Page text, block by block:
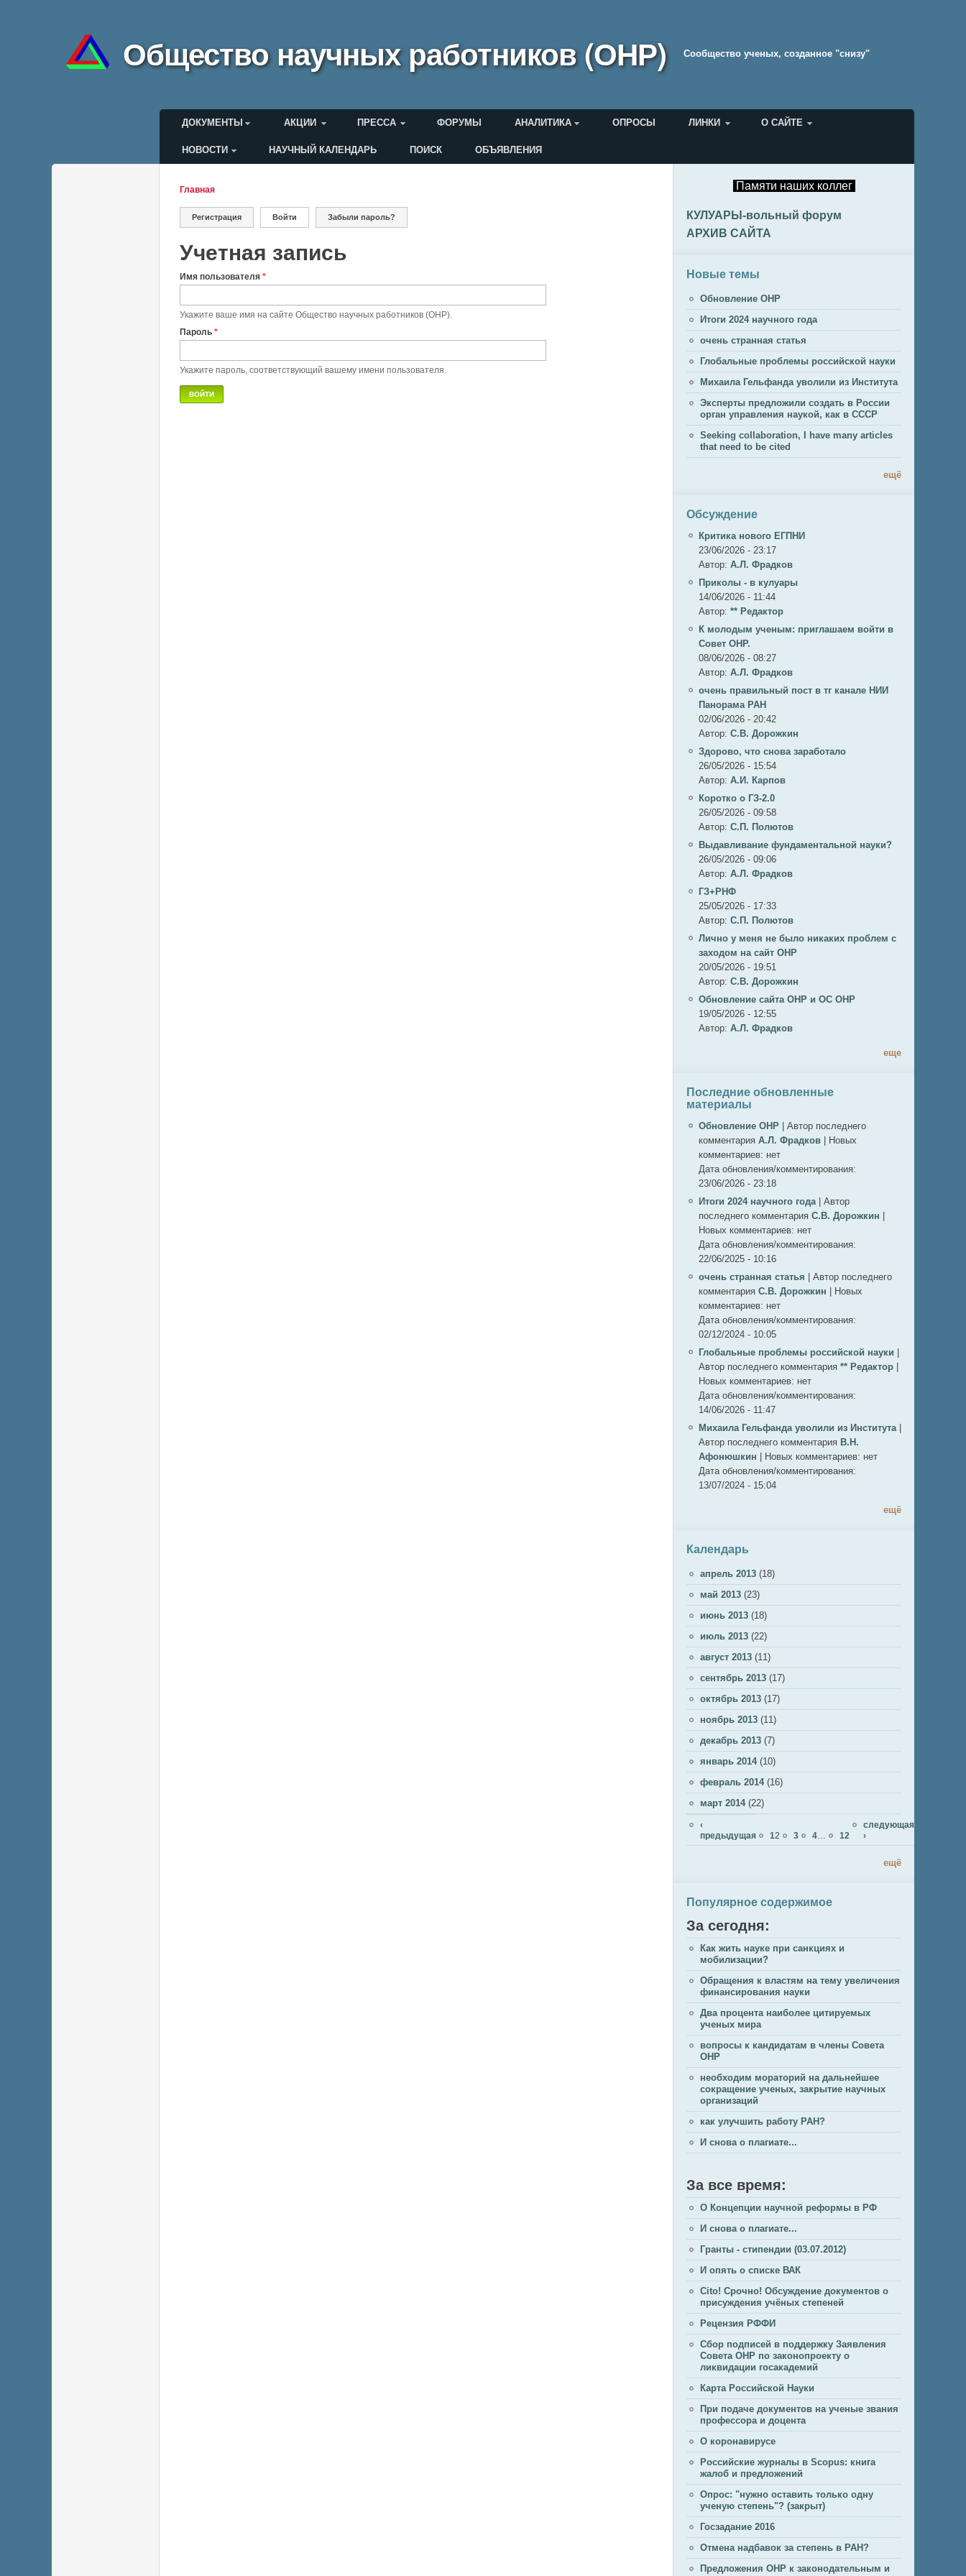
Общество научных работников (ОНР) Cообщество ученых, созданное "снизу"
Главное меню
ДОКУМЕНТЫ АКЦИИ ПРЕССА ФОРУМЫ АНАЛИТИКА ОПРОСЫ ЛИНКИ О САЙТЕ
Меню пользователя
НОВОСТИ НАУЧНЫЙ КАЛЕНДАРЬ ПОИСК ОБЪЯВЛЕНИЯ
Вы здесь
Главная
Главные вкладки
Регистрация Войти (активная вкладка)
Забыли пароль?
Учетная запись
Имя пользователя *
Укажите ваше имя на сайте Общество научных работников (ОНР).
Пароль *
Укажите пароль, соответствующий вашему имени пользователя.
Памяти наших коллег
КУЛУАРЫ-вольный форум
АРХИВ САЙТА
Новые темы
Обновление ОНР
Итоги 2024 научного года
очень странная статья
Глобальные проблемы российской науки
Михаила Гельфанда уволили из Института
Эксперты предложили создать в России
орган управления наукой, как в СССР
Seeking collaboration, I have many articles
that need to be cited
ещё
Обсуждение
Критика нового ЕГПНИ
23/06/2026 - 23:17
Автор: А.Л. Фрадков
Приколы - в кулуары
14/06/2026 - 11:44
Автор: ** Редактор
К молодым ученым: приглашаем войти в
Совет ОНР.
08/06/2026 - 08:27
Автор: А.Л. Фрадков
очень правильный пост в тг канале НИИ
Панорама РАН
02/06/2026 - 20:42
Автор: С.В. Дорожкин
Здорово, что снова заработало
26/05/2026 - 15:54
Автор: А.И. Карпов
Коротко о ГЗ-2.0
26/05/2026 - 09:58
Автор: C.П. Полютов
Выдавливание фундаментальной науки?
26/05/2026 - 09:06
Автор: А.Л. Фрадков
ГЗ+РНФ
25/05/2026 - 17:33
Автор: C.П. Полютов
Лично у меня не было никаких проблем с
заходом на сайт ОНР
20/05/2026 - 19:51
Автор: С.В. Дорожкин
Обновление сайта ОНР и ОС ОНР
19/05/2026 - 12:55
Автор: А.Л. Фрадков
еще
Последние обновленные
материалы
Обновление ОНР
Автор последнего
комментария А.Л. Фрадков
Новых
комментариев: нет
Дата обновления/комментирования:
23/06/2026 - 23:18
Итоги 2024 научного года
Автор
последнего комментария С.В. Дорожкин
Новых комментариев: нет
Дата обновления/комментирования:
22/06/2025 - 10:16
очень странная статья
Автор последнего
комментария С.В. Дорожкин
Новых
комментариев: нет
Дата обновления/комментирования:
02/12/2024 - 10:05
Глобальные проблемы российской науки
Автор последнего комментария ** Редактор
Новых комментариев: нет
Дата обновления/комментирования:
14/06/2026 - 11:47
Михаила Гельфанда уволили из Института
Автор последнего комментария В.Н.
Афонюшкин
Новых комментариев: нет
Дата обновления/комментирования:
13/07/2024 - 15:04
ещё
Календарь
апрель 2013 (18)
май 2013 (23)
июнь 2013 (18)
июль 2013 (22)
август 2013 (11)
сентябрь 2013 (17)
октябрь 2013 (17)
ноябрь 2013 (11)
декабрь 2013 (7)
январь 2014(10)
февраль 2014(16)
март 2014(22)
Страницы
‹
предыдущая
12 3 4 12
следующая
›
ещё
Популярное содержимое
За сегодня:
Как жить науке при санкциях и
мобилизации?
Обращения к властям на тему увеличения
финансирования науки
Два процента наиболее цитируемых
ученых мира
вопросы к кандидатам в члены Совета
ОНР
необходим мораторий на дальнейшее
сокращение ученых, закрытие научных
организаций
как улучшить работу РАН?
И снова о плагиате...
За все время:
О Концепции научной реформы в РФ
И снова о плагиате...
Гранты - стипендии (03.07.2012)
И опять о списке ВАК
Cito! Срочно! Обсуждение документов о
присуждения учёных степеней
Рецензия РФФИ
Сбор подписей в поддержку Заявления
Совета ОНР по законопроекту о
ликвидации госакадемий
Карта Российской Науки
При подаче документов на ученые звания
профессора и доцента
О коронавирусе
Российские журналы в Scopus: книга
жалоб и предложений
Опрос: "нужно оставить только одну
ученую степень"? (закрыт)
Госзадание 2016
Отмена надбавок за степень в РАН?
Предложения ОНР к законодательным и